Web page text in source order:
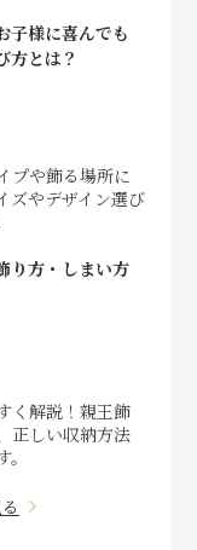
子様に喜んでも
方とは？
プや飾る場所に
ズやデザイン選び
り方・しまい方
く解説！親王飾
正しい収納方法